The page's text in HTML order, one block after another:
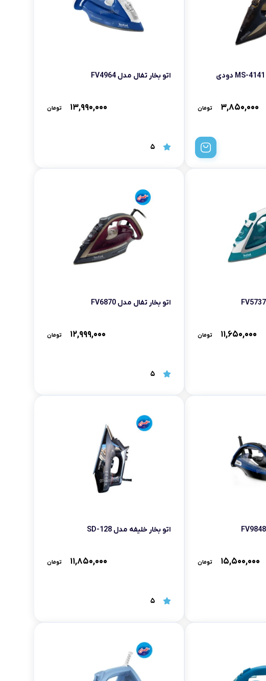
۳,۸۵۰,۰۰۰ تومان
اتو بخار تفال مدل FV4964
۱۳,۹۹۰,۰۰۰ تومان
5
۱۱,۶۵۰,۰۰۰ تومان
اتو بخار تفال مدل FV6870
۱۲,۹۹۹,۰۰۰ تومان
5
۱۵,۵۰۰,۰۰۰ تومان
اتو بخار خلیفه مدل SD-128
۱۱,۸۵۰,۰۰۰ تومان
5